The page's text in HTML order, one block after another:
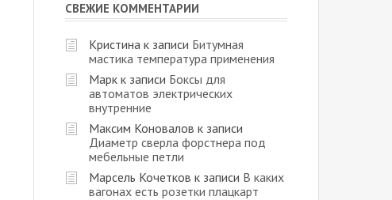
СВЕЖИЕ КОММЕНТАРИИ
Кристина к записи Битумная
мастика температура применения
Марк к записи Боксы для
автоматов электрических
внутренние
Максим Коновалов к записи
Диаметр сверла форстнера под
мебельные петли
Марсель Кочетков к записи В каких
вагонах есть розетки плацкарт